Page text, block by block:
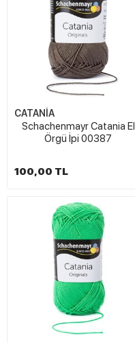
CATANİA
Schachenmayr Catania El
Örgü İpi 00387
100,00 TL